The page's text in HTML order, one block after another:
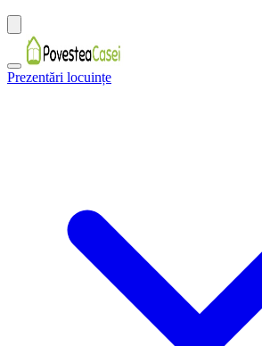
Prezentări locuințe